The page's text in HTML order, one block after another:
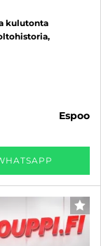
kulutonta
espoo